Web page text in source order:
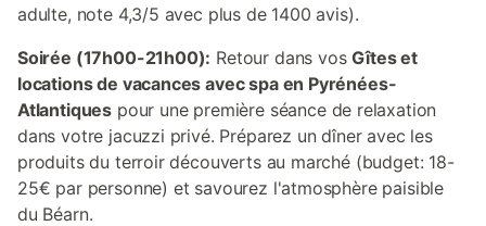
adulte, note 4,3/5 avec plus de 1400 avis).
Soirée (17h00-21h00): Retour dans vosGîtes et
locations de vacances avec spa en Pyrénées-
Atlantiques pour une première séance de relaxation
dans votre jacuzzi privé. Préparez un dîner avec les
produits du terroir découverts au marché (budget: 18-
25€ par personne) et savourez l'atmosphère paisible
du Béarn.